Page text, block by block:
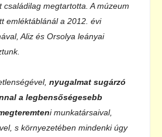
családilag megtartotta. A múzeum
emléktáblánál a 2012. évi
Aliz és Orsolya leányai
nyugalmat sugárzó
a legbensőségesebb
i munkatársaival,
s környezetében mindenki úgy